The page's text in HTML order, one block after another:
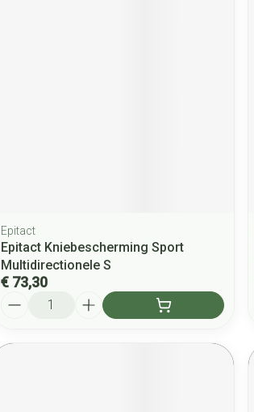
Epitact
Epitact Kniebescherming Sport
Multidirectionele S
€ 73,30